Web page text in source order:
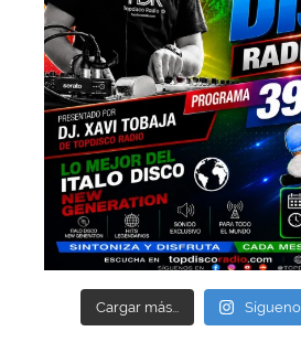
Cargar más...